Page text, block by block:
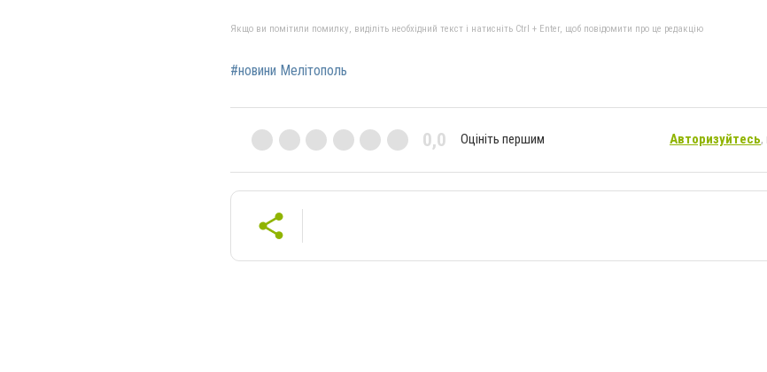
Якщо ви помітили помилку, виділіть необхідний текст і натисніть Ctrl + Enter, щоб повідомити про це редакцію
#новини Мелітополь
0,0 Оцініть першим Авторизуйтесь